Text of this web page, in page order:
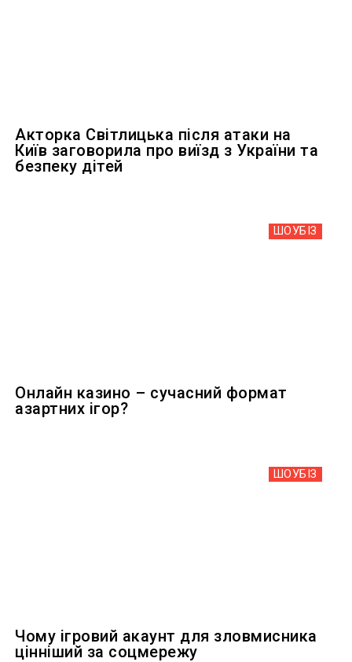
Акторка Світлицька після атаки на
Київ заговорила про виїзд з України та
безпеку дітей
ШОУБIЗ
Онлайн казино – сучасний формат
азартних ігор?
ШОУБIЗ
Чому ігровий акаунт для зловмисника
цінніший за соцмережу